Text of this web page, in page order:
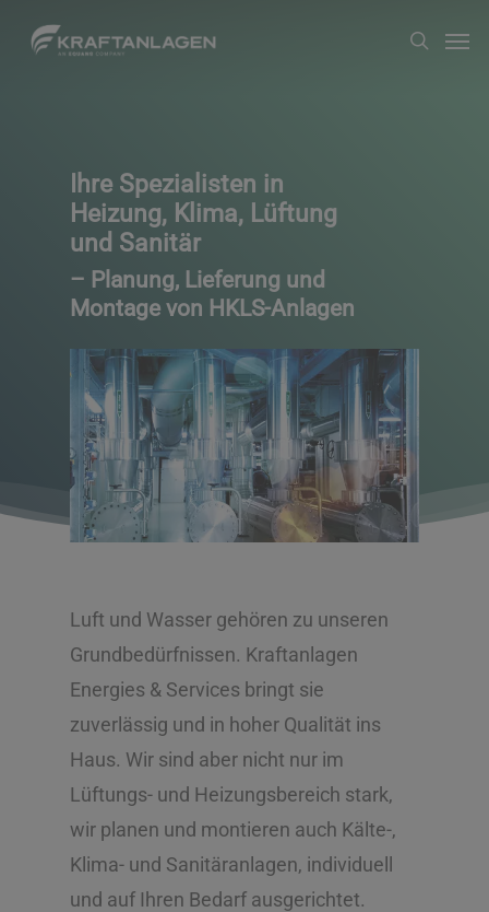
Hauptinhalt
Ihre Spezialisten in
Heizung, Klima, Lüftung
und Sanitär
– Planung, Lieferung und
Montage von HKLS-Anlagen
Luft und Wasser gehören zu unseren
Grundbedürfnissen. Kraftanlagen
Energies & Services bringt sie
zuverlässig und in hoher Qualität ins
Haus. Wir sind aber nicht nur im
Lüftungs- und Heizungsbereich stark,
wir planen und montieren auch Kälte-,
Klima- und Sanitäranlagen, individuell
und auf Ihren Bedarf ausgerichtet.